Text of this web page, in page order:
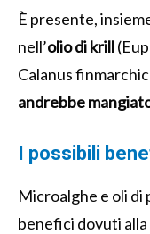
È presente,
nell’olio di krill
Calanus
andrebbe
I possibili
Microalghe e oli di
benefici dovuti alla